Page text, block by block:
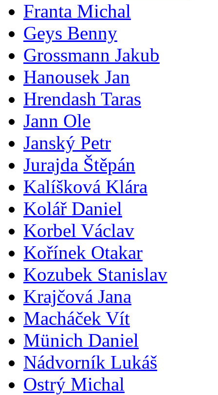
Franta Michal
Geys Benny
Grossmann Jakub
Hanousek Jan
Hrendash Taras
Jann Ole
Janský Petr
Jurajda Štěpán
Kalíšková Klára
Kolář Daniel
Korbel Václav
Kořínek Otakar
Kozubek Stanislav
Krajčová Jana
Macháček Vít
Münich Daniel
Nádvorník Lukáš
Ostrý Michal